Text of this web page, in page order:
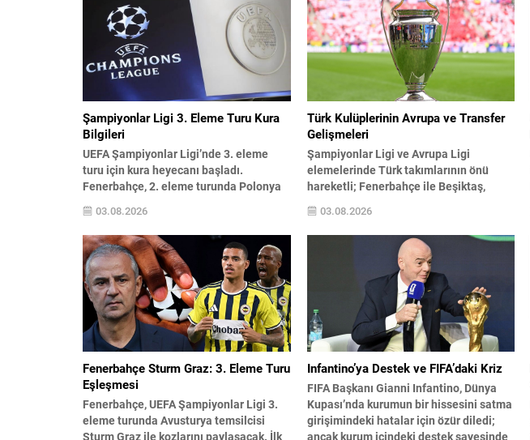
Şampiyonlar Ligi 3. Eleme Turu Kura
Bilgileri
UEFA Şampiyonlar Ligi’nde 3. eleme
turu için kura heyecanı başladı.
Fenerbahçe, 2. eleme turunda Polonya
temsilcisi Gornik Zabrze’yi eledikten
sonra, bir sonraki turda Avusturya ekibi
Sturm Graz ile eşleşti; bu rakibini
geçerse play-off aşamasına yükselecek.
Kura çekimi, 3 Ağustos 2026 Pazartesi
günü saat 13.00‘te İsviçre’nin Nyon
kentindeki UEFA Genel Merkezi’nde...
03.08.2026
Türk Kulüplerinin Avrupa ve Transfer
Gelişmeleri
Şampiyonlar Ligi ve Avrupa Ligi
elemelerinde Türk takımlarının önü
hareketli; Fenerbahçe ile Beşiktaş,
üçüncü eleme turunu geçmeleri halinde
karşılaşacakları rakipleri belirleme
sürecine giriyor. Trabzonspor ise
doğrudan Kupa-2 play-off’una katılacak
takımın bugün netleşmesini bekliyor.
Hazırlık maçlarında istenmeyen
sonuçlar alan takımlar arasına Rennes
de katıldı; Galatasaray ise Fransız
ekibiyle taraftarların transfer
protestolarının...
03.08.2026
Fenerbahçe Sturm Graz: 3. Eleme Turu
Eşleşmesi
Fenerbahçe, UEFA Şampiyonlar Ligi 3.
eleme turunda Avusturya temsilcisi
Sturm Graz ile kozlarını paylaşacak. İlk
Infantino’ya Destek ve FIFA’daki Kriz
FIFA Başkanı Gianni Infantino, Dünya
Kupası’nda kurumun bir hissesini satma
girişimindeki hatalar için özür diledi;
ancak kurum içindeki destek sayesinde